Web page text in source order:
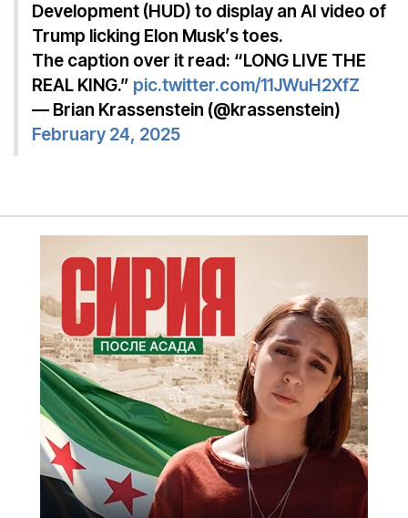
Development (HUD) to display an AI video of
Trump licking Elon Musk’s toes.
The caption over it read: “LONG LIVE THE
REAL KING.” pic.twitter.com/11JWuH2XfZ
— Brian Krassenstein (@krassenstein)
February 24, 2025